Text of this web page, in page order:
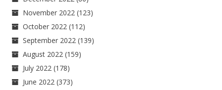
November 2022 (123)
October 2022 (112)
September 2022 (139)
August 2022 (159)
July 2022 (178)
June 2022 (373)